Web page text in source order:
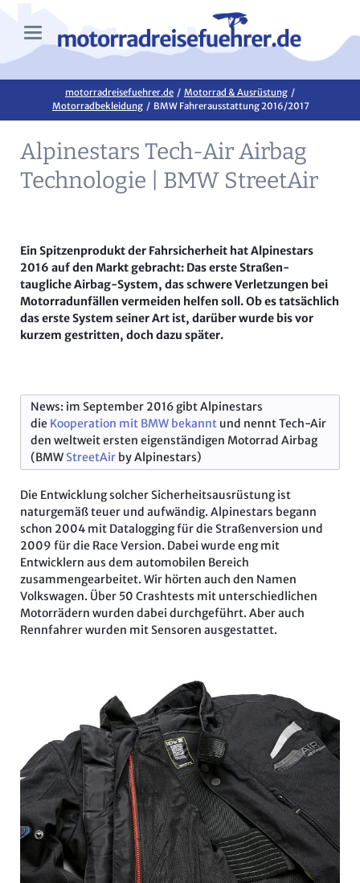
motorradreisefuehrer.de
Motorrad & Ausrüstung
Motorradbekleidung
BMW Fahrerausstattung 2016/2017
Alpinestars Tech-Air Airbag
Technologie | BMW StreetAir
Ein Spitzenprodukt der Fahrsicherheit hat Alpinestars
2016 auf den Markt gebracht: Das erste Straßen-
taugliche Airbag-System, das schwere Verletzungen bei
Motorradunfällen vermeiden helfen soll. Ob es tatsächlich
das erste System seiner Art ist, darüber wurde bis vor
kurzem gestritten, doch dazu später.
News: im September 2016 gibt Alpinestars
die Kooperation mit BMW bekanntund nennt Tech-Air
den weltweit ersten eigenständigen Motorrad Airbag
(BMW StreetAir by Alpinestars)
Die Entwicklung solcher Sicherheitsausrüstung ist
naturgemäß teuer und aufwändig. Alpinestars begann
schon 2004 mit Datalogging für die Straßenversion und
2009 für die Race Version. Dabei wurde eng mit
Entwicklern aus dem automobilen Bereich
zusammengearbeitet. Wir hörten auch den Namen
Volkswagen. Über 50 Crashtests mit unterschiedlichen
Motorrädern wurden dabei durchgeführt. Aber auch
Rennfahrer wurden mit Sensoren ausgestattet.